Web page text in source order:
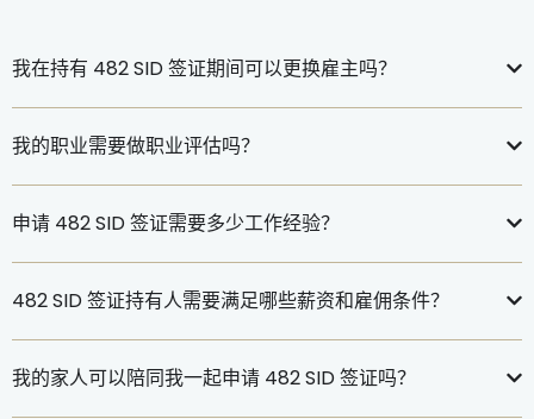
我在持有 482 SID 签证期间可以更换雇主吗？
我的职业需要做职业评估吗？
申请 482 SID 签证需要多少工作经验？
482 SID 签证持有人需要满足哪些薪资和雇佣条件？
我的家人可以陪同我一起申请 482 SID 签证吗？